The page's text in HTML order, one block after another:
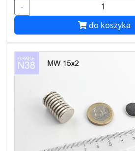
-
do koszyka